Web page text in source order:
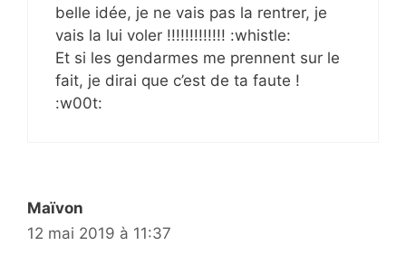
belle idée, je ne vais pas la rentrer, je
vais la lui voler !!!!!!!!!!!!! :whistle:
Et si les gendarmes me prennent sur le
fait, je dirai que c’est de ta faute !
:w00t:
Maïvon
12 mai 2019 à 11:37